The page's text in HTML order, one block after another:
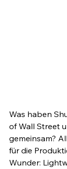
Was haben
of Wall Street
gemeinsam?
für die
Wunder: